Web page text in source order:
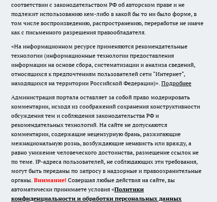
соответствии с законодательством РФ об авторском праве и не
подлежит использованию кем-либо в какой бы то ни было форме, в
том числе воспроизведению, распространению, переработке не иначе
как с письменного разрешения правообладателя.
«На информационном ресурсе применяются рекомендательные
технологии (информационные технологии предоставления
информации на основе сбора, систематизации и анализа сведений,
относящихся к предпочтениям пользователей сети "Интернет",
находящихся на территории Российской Федерации)». Подробнее
Администрация портала оставляет за собой право модерировать
комментарии, исходя из соображений сохранения конструктивности
обсуждения тем и соблюдения законодательства РФ и
рекомендательных технологий. На сайте не допускаются
комментарии, содержащие нецензурную брань, разжигающие
межнациональную рознь, возбуждающие ненависть или вражду, а
равно унижение человеческого достоинства, размещение ссылок не
по теме. IP-адреса пользователей, не соблюдающих эти требования,
могут быть переданы по запросу в надзорные и правоохранительные
органы. Внимание! Совершая любые действия на сайте, вы
автоматически принимаете условия «Политики
конфиденциальности и обработки персональных данных